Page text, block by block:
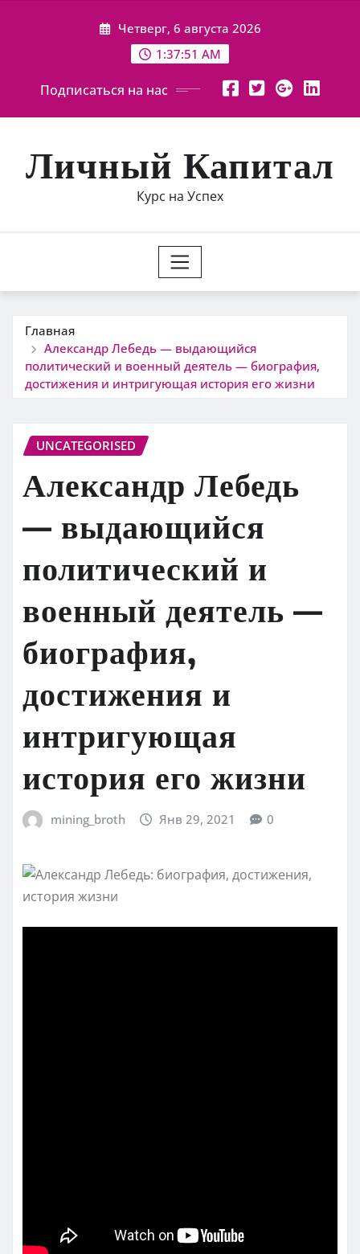
Четверг, 6 августа 2026
1:37:52 AM
Подписаться на нас
Личный Капитал
Курс на Успех
Главная
Александр Лебедь — выдающийся
политический и военный деятель — биография,
достижения и интригующая история его жизни
UNCATEGORISED
Александр Лебедь
— выдающийся
политический и
военный деятель —
биография,
достижения и
интригующая
история его жизни
mining_broth Янв 29, 2021 0